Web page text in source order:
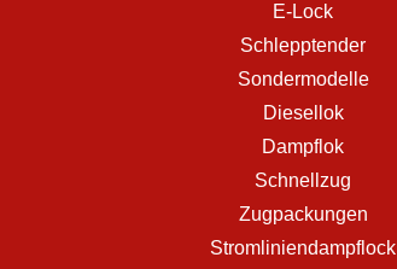
E-Lock
Schlepptender
Sondermodelle
Diesellok
Dampflok
Schnellzug
Zugpackungen
Stromliniendampflock